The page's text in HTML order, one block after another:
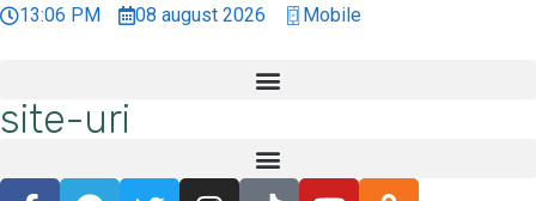
13:06 PM 08 august 2026 Mobile
site-uri